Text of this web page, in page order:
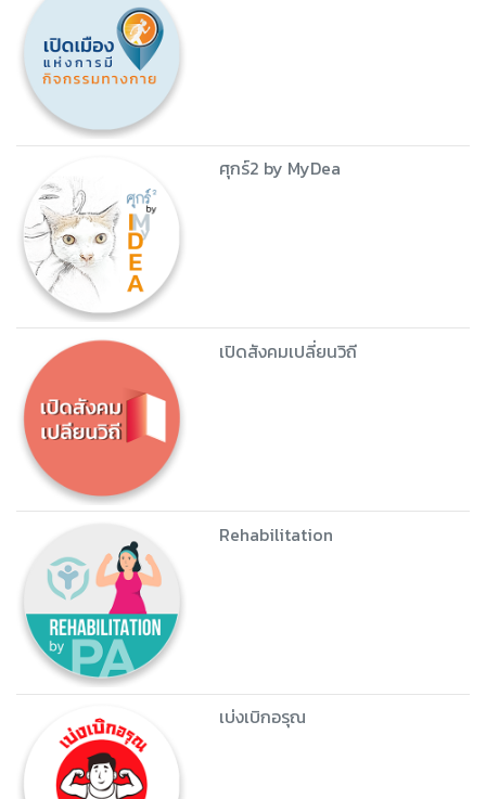
ศุกร์2 by MyDea
เปิดสังคมเปลี่ยนวิถี
Rehabilitation
เบ่งเบิกอรุณ